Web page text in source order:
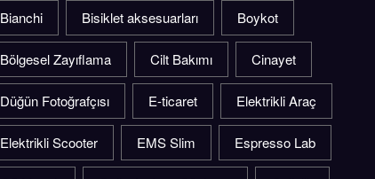
Bianchi Bisiklet aksesuarları Boykot
Bölgesel Zayıflama Cilt Bakımı Cinayet
Düğün Fotoğrafçısı E-ticaret Elektrikli Araç
Elektrikli Scooter EMS Slim Espresso Lab